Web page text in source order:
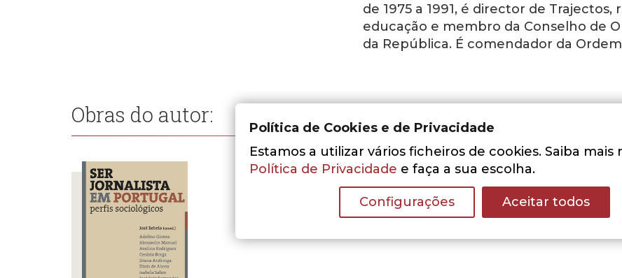
de 1975 a 1991, é director de
educação e membro da Conselho de
da República. É comendador da
Obras do autor:
Política de Cookies e de Privacidade
Estamos a utilizar vários ficheiros de cookies. Saiba mais
Política de Privacidade e faça a sua escolha.
Configurações Aceitar todos